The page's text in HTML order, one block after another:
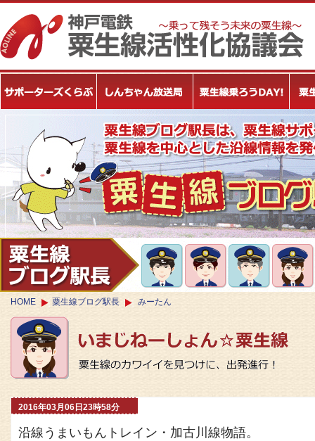
HOME 粟生線ブログ駅長 みーたん
2016年03月06日23時58分
沿線うまいもんトレイン・加古川線物語。